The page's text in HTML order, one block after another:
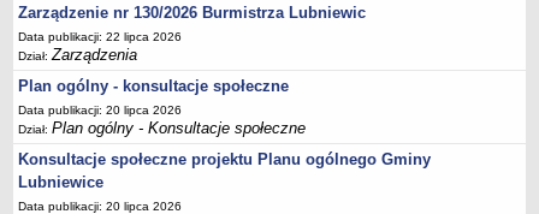
Fundacje i Stowarzyszenia dofinansowane z JST
Pomoc publiczna
Budżet obywatelski
Majątek jednostek podległych
Koszt wychowania przedszkolnego
Stawki czynszów najmu lokali mieszkalnych
Zarządzenie nr 130/2026 Burmistrza Lubniewic
Data publikacji: 22 lipca 2026
Dział:Zarządzenia
Plan ogólny - konsultacje społeczne
Data publikacji: 20 lipca 2026
Dział:Plan ogólny - Konsultacje społeczne
Konsultacje społeczne projektu Planu ogólnego Gminy
Lubniewice
Data publikacji: 20 lipca 2026